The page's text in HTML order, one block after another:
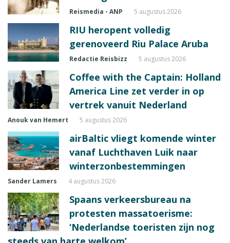
Reismedia - ANP 5 augustus 2026
RIU heropent volledig
gerenoveerd Riu Palace Aruba
Redactie Reisbizz 5 augustus 2026
Coffee with the Captain: Holland
America Line zet verder in op
vertrek vanuit Nederland
Anouk van Hemert 5 augustus 2026
airBaltic vliegt komende winter
vanaf Luchthaven Luik naar
winterzonbestemmingen
Sander Lamers 4 augustus 2026
Spaans verkeersbureau na
protesten massatoerisme:
‘Nederlandse toeristen zijn nog